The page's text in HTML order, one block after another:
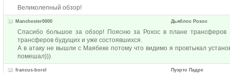
Великолепный обзор!
Manchester0000 Дьяблос Рохос
Спасибо большое за обзор! Поясню за Рохос в плане
трансферов будущих и уже состоявшихся.
А в атаку не вышли с Маябеке потому что видимо я провтыкал
помешал)))
francus-borel Пуэрто Падре